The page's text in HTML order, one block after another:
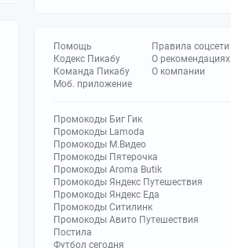
Помощь
Кодекс Пикабу
Команда Пикабу
Моб. приложение
Правила соцсети
О рекомендациях
О компании
Промокоды Биг Гик
Промокоды Lamoda
Промокоды М.Видео
Промокоды Пятерочка
Промокоды Aroma Butik
Промокоды Яндекс Путешествия
Промокоды Яндекс Еда
Промокоды Ситилинк
Промокоды Авито Путешествия
Постила
Футбол сегодня